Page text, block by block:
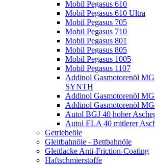
Mobil Pegasus 610
Mobil Pegasus 610 Ultra
Mobil Pegasus 705
Mobil Pegasus 710
Mobil Pegasus 801
Mobil Pegasus 805
Mobil Pegasus 1005
Mobil Pegasus 1107
Addinol Gasmotorenöl
SYNTH
Addinol Gasmotorenöl
Addinol Gasmotorenöl
Autol BGJ 40 hoher
Autol ELA 40 mitlerer
Getriebeöle
Gleitbahnöle - Bettbahnöle
Gleitlacke Anti-Friction-Coating
Haftschmierstoffe